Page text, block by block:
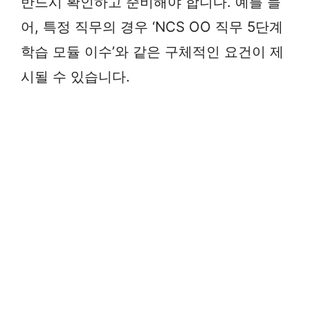
어, 특정 직무의 경우 ‘NCS OO 직무 5단계
학습 모듈 이수’와 같은 구체적인 요건이 제
시될 수 있습니다.